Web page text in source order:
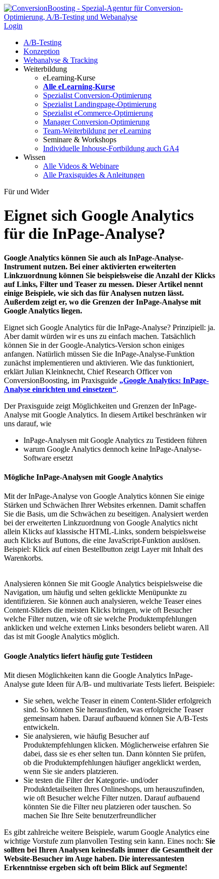
Login
A/B-Testing
Konzeption
Webanalyse & Tracking
Weiterbildung
eLearning-Kurse
Alle eLearning-Kurse
Spezialist Conversion-Optimierung
Spezialist Landingpage-Optimierung
Spezialist eCommerce-Optimierung
Manager Conversion-Optimierung
Team-Weiterbildung per eLearning
Seminare & Workshops
Individuelle Inhouse-Fortbildung auch GA4
Wissen
Alle Videos & Webinare
Alle Praxisguides & Anleitungen
Für und Wider
Eignet sich Google Analytics
für die InPage-Analyse?
Google Analytics können Sie auch als InPage-Analyse-
Instrument nutzen. Bei einer aktivierten erweiterten
Linkzuordnung können Sie beispielsweise die Anzahl der Klicks
auf Links, Filter und Teaser zu messen. Dieser Artikel nennt
einige Beispiele, wie sich das für Analysen nutzen lässt.
Außerdem zeigt er, wo die Grenzen der InPage-Analyse mit
Google Analytics liegen.
Eignet sich Google Analytics für die InPage-Analyse? Prinzipiell: ja.
Aber damit würden wir es uns zu einfach machen. Tatsächlich
können Sie in der Google-Analytics-Version schon einiges
anfangen. Natürlich müssen Sie die InPage-Analyse-Funktion
zunächst implementieren und aktivieren. Wie das funktioniert,
erklärt Julian Kleinknecht, Chief Research Officer von
ConversionBoosting, im Praxisguide „Google Analytics: InPage-
Analyse einrichten und einsetzen“.
Der Praxisguide zeigt Möglichkeiten und Grenzen der InPage-
Analyse mit Google Analytics. In diesem Artikel beschränken wir
uns darauf, wie
InPage-Analysen mit Google Analytics zu Testideen führen
warum Google Analytics dennoch keine InPage-Analyse-
Software ersetzt
Mögliche InPage-Analysen mit Google Analytics
Mit der InPage-Analyse von Google Analytics können Sie einige
Stärken und Schwächen Ihrer Websites erkennen. Damit schaffen
Sie die Basis, um die Schwächen zu beseitigen. Analysiert werden
bei der erweiterten Linkzuordnung von Google Analytics nicht
allein Klicks auf klassische HTML-Links, sondern beispielsweise
auch Klicks auf Buttons, die eine JavaScript-Funktion auslösen.
Beispiel: Klick auf einen Bestellbutton zeigt Layer mit Inhalt des
Warenkorbs.
Analysieren können Sie mit Google Analytics beispielsweise die
Navigation, um häufig und selten geklickte Menüpunkte zu
identifizieren. Sie können auch analysieren, welche Teaser eines
Content-Sliders die meisten Klicks bringen, wie oft Besucher
welche Filter nutzen, wie oft sie welche Produktempfehlungen
anklicken und welche externen Links besonders beliebt waren. All
das ist mit Google Analytics möglich.
Google Analytics liefert häufig gute Testideen
Mit diesen Möglichkeiten kann die Google Analytics InPage-
Analyse gute Ideen für A/B- und multivariate Tests liefert. Beispiele:
Sie sehen, welche Teaser in einem Content-Slider erfolgreich
sind. So können Sie herausfinden, was erfolgreiche Teaser
gemeinsam haben. Darauf aufbauend können Sie A/B-Tests
entwickeln.
Sie analysieren, wie häufig Besucher auf
Produktempfehlungen klicken. Möglicherweise erfahren Sie
dabei, dass sie es eher selten tun. Dann könnten Sie prüfen,
ob die Produktempfehlungen häufiger angeklickt werden,
wenn Sie sie anders platzieren.
Sie testen die Filter der Kategorie- und/oder
Produktdetailseiten Ihres Onlineshops, um herauszufinden,
wie oft Besucher welche Filter nutzen. Darauf aufbauend
könnten Sie die Filter neu platzieren oder tauschen. So
machen Sie Ihre Seite benutzerfreundlicher
Es gibt zahlreiche weitere Beispiele, warum Google Analytics eine
wichtige Vorstufe zum planvollen Testing sein kann. Eines noch: Sie
sollten bei Ihren Analysen keinesfalls immer die Gesamtheit der
Website-Besucher im Auge haben. Die interessantesten
Erkenntnisse ergeben sich oft beim Blick auf Segmente!